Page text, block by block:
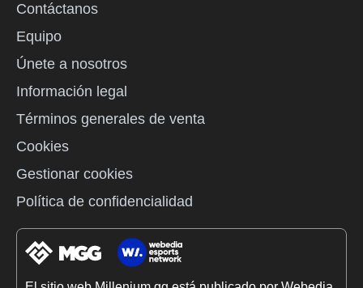
Contáctanos
Equipo
Únete a nosotros
Información legal
Términos generales de venta
Cookies
Gestionar cookies
Política de confidencialidad